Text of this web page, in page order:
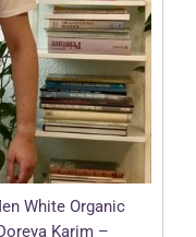
White Organic
Karim –